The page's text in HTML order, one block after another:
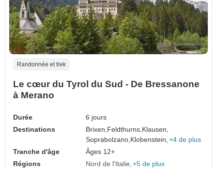
Randonnée et trek
Le cœur du Tyrol du Sud - De Bressanone
à Merano
Durée
6 jours
Destinations
Brixen, Feldthurns, Klausen,
Soprabolzano, Klobenstein, +4 de plus
Tranche d'âge
Âges 12+
Régions
Nord de l'Italie +5 de plus